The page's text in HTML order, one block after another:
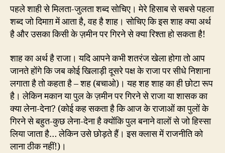
पहले शाही से मिलता-जुलता शब्द सोचिए। मेरे हिसाब से सबसे पहला
शब्द जो दिमाग़ में आता है, वह है शाह। सोचिए कि इस शाह क्या अर्थ
है और उसका किसी के ज़मीन पर गिरने से क्या रिश्ता हो सकता है!
शाह का अर्थ है राजा। यदि आपने कभी शतरंज खेला होगा तो आप
जानते होंगे कि जब कोई खिलाड़ी दूसरे पक्ष के राजा पर सीधे निशाना
लगाता है तो कहता है – शह (बचाओ)। यह शह शाह का ही छोटा रूप
है। लेकिन मकान या पुल के ज़मीन पर गिरने से राजा या शासक का
क्या लेना-देना? (कोई कह सकता है कि आज के राजाओं का पुलों के
गिरने से बहुत-कुछ लेना-देना है क्योंकि पुल बनाने वालों से जो हिस्सा
लिया जाता है… लेकिन उसे छोड़ते हैं। इस क्लास में राजनीति को
लाना ठीक नहीं!)।